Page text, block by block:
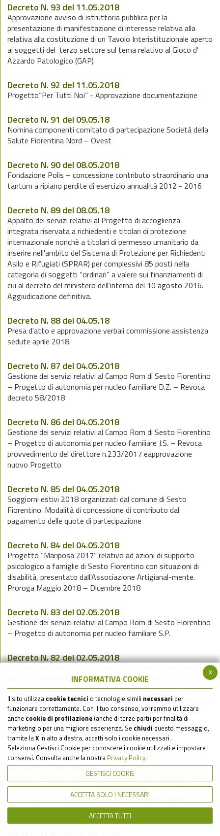
Decreto N. 93 del 11.05.2018
Approvazione avviso di istruttoria pubblica per la
presentazione di manifestazione di interesse relativa alla
relativa alla costituzione di un Tavolo Interistituzionale aperto
ai soggetti del terzo settore sul tema relativo al Gioco d'
Azzardo Patologico (GAP)
Decreto N. 92 del 11.05.2018
Progetto“Per Tutti Noi” - Approvazione documentazione
Decreto N. 91 del 09.05.18
Nomina componenti comitato di partecipazione Società della
Salute Fiorentina Nord – Ovest
Decreto N. 90 del 08.05.2018
Fondazione Polis – concessione contributo straordinario una
tantum a ripiano perdite di esercizio annualità 2012 - 2016
Decreto N. 89 del 08.05.18
Appalto dei servizi relativi al Progetto di accoglienza
integrata riservata a richiedenti e titolari di protezione
internazionale nonchè a titolari di permesso umanitario da
inserire nell'ambito del Sistema di Protezione per Richiedenti
Asilo e Rifugiati (SPRAR) per complessivi 85 posti nella
categoria di soggetti “ordinari” a valere sui finanziamenti di
cui al decreto del ministero dell'interno del 10 agosto 2016.
Aggiudicazione definitiva.
Decreto N. 88 del 04.05.18
Presa d'atto e approvazione verbali commissione assistenza
sedute aprile 2018.
Decreto N. 87 del 04.05.2018
Gestione dei servizi relativi al Campo Rom di Sesto Fiorentino
– Progetto di autonomia per nucleo familiare D.Z. – Revoca
decreto 58/2018
Decreto N. 86 del 04.05.2018
Gestione dei servizi relativi al Campo Rom di Sesto Fiorentino
– Progetto di autonomia per nucleo familiare J.S. – Revoca
provvedimento del direttore n.233/2017 eapprovazione
nuovo Progetto
Decreto N. 85 del 04.05.2018
Soggiorni estivi 2018 organizzati dal comune di Sesto
Fiorentino. Modalità di concessione di contributo dal
pagamento delle quote di partecipazione
Decreto N. 84 del 04.05.2018
Progetto “Mariposa 2017” relativo ad azioni di supporto
psicologico a famiglie di Sesto Fiorentino con situazioni di
disabilità, presentato dall'Associazione Artigianal-mente.
Proroga Maggio 2018 – Dicembre 2018
Decreto N. 83 del 02.05.2018
Gestione dei servizi relativi al Campo Rom di Sesto Fiorentino
– Progetto di autonomia per nucleo familiare S.P.
Decreto N. 82 del 02.05.2018
Acquisto del servizio di responsabile della protezione dei dati
(RPD) o Data Protection Officier (DPO) su MEPA per
adeguamento teorico/pratico alla normativa europea
“Regolamento 679/2016”(GDPR) in materia di protezione dei
dati personali e svolgimento dei compiti previsti dagli artt.
37/38/39 del suddetto Regolamento. CIG: Z43234BE73
Decreto N. 81 del 02.05.2018
Partecipazione degli AASS componenti il Gruppo operativo
Emergenza Sociale della SdS Zona Fiorentina Nord Ovest al
seminario “Disastri ed emergenze personali e familiari: un
nuovo ambito di lavoro del Servizio Sociale” organizzato dalla
agenzia per la formazione della USL 11 Empoli - AUSL
Toscana Centro - 11 Maggio 2018. CIG: Z312361F78
x
INFORMATIVA COOKIE
Il sito utilizza cookie tecnici o tecnologie simili necessari per
funzionare correttamente. Con il tuo consenso, vorremmo utilizzare
anche cookie di profilazione (anche di terze parti) per finalità di
marketing o per una migliore esperienza. Se chiudi questo messaggio,
tramite laX in alto a destra, accetti solo i cookie necessari.
Seleziona Gestisci Cookie per conoscere i cookie utilizzati e impostare i
consensi. Consulta anche la nostra Privacy Policy.
GESTISCI COOKIE
ACCETTA SOLO I NECESSARI
ACCETTA TUTTI